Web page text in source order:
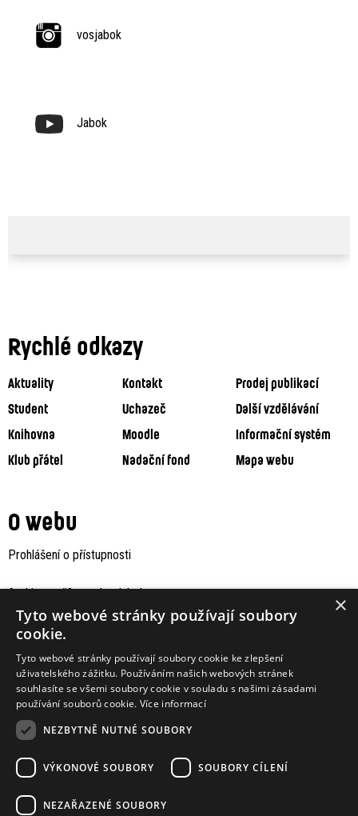
vosjabok
Jabok
Rychlé odkazy
Aktuality Kontakt
Prodej publikací
Student
Uchazeč
Další vzdělávání
Knihovna
Moodle
Informační systém
Klub přátel
Nadační fond Mapa webu
O webu
Prohlášení o přístupnosti
Archiv staršího webu Jaboku
Podporují nás
×
Tyto webové stránky používají soubory
cookie.
Tyto webové stránky používají soubory cookie ke zlepšení
uživatelského zážitku. Používáním našich webových stránek
souhlasíte se všemi soubory cookie v souladu s našimi zásadami
používání souborů cookie. Více informací
NEZBYTNĚ NUTNÉ SOUBORY
VÝKONOVÉ SOUBORY SOUBORY CÍLENÍ
NEZAŘAZENÉ SOUBORY